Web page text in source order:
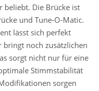
beliebt. Die Brücke ist
und Tune-O-Matic.
lässt sich perfekt
noch zusätzlichen
sorgt nicht nur für eine
Stimmstabilität
sorgen